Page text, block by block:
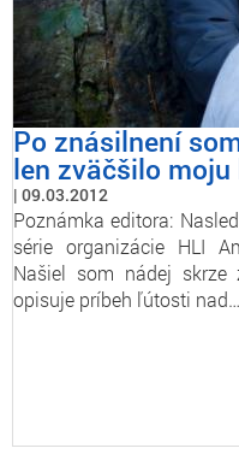
Po znásilnení
len zväčšilo moju
09.03.2012
Poznámka editora:
série organizácie HLI
Našiel som nádej skrze
opisuje príbeh ľútosti nad…